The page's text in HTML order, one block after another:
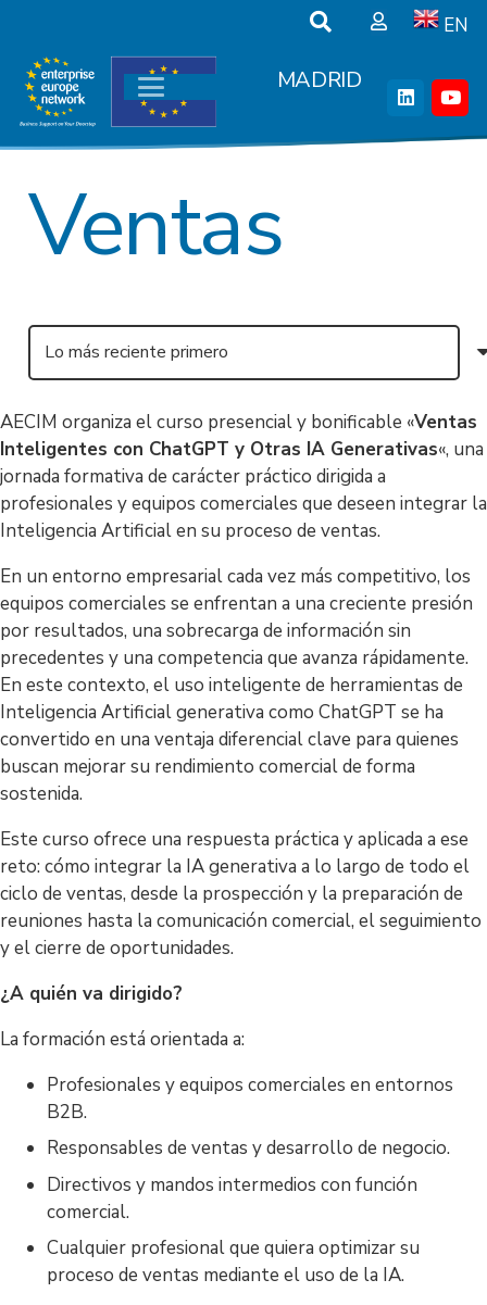
EN
MADRID
Ventas
AECIM organiza el curso presencial y bonificable «Ventas
Inteligentes con ChatGPT y Otras IA Generativas«, una
jornada formativa de carácter práctico dirigida a
profesionales y equipos comerciales que deseen integrar la
Inteligencia Artificial en su proceso de ventas.
En un entorno empresarial cada vez más competitivo, los
equipos comerciales se enfrentan a una creciente presión
por resultados, una sobrecarga de información sin
precedentes y una competencia que avanza rápidamente.
En este contexto, el uso inteligente de herramientas de
Inteligencia Artificial generativa como ChatGPT se ha
convertido en una ventaja diferencial clave para quienes
buscan mejorar su rendimiento comercial de forma
sostenida.
Este curso ofrece una respuesta práctica y aplicada a ese
reto: cómo integrar la IA generativa a lo largo de todo el
ciclo de ventas, desde la prospección y la preparación de
reuniones hasta la comunicación comercial, el seguimiento
y el cierre de oportunidades.
¿A quién va dirigido?
La formación está orientada a:
Profesionales y equipos comerciales en entornos
B2B.
Responsables de ventas y desarrollo de negocio.
Directivos y mandos intermedios con función
comercial.
Cualquier profesional que quiera optimizar su
proceso de ventas mediante el uso de la IA.